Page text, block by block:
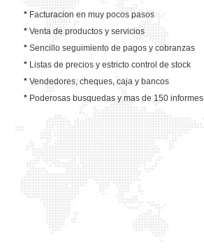
* Facturacion en muy pocos pasos
* Venta de productos y servicios
* Sencillo seguimiento de pagos y cobranzas
* Listas de precios y estricto control de stock
* Vendedores, cheques, caja y bancos
* Poderosas busquedas y mas de 150 informes